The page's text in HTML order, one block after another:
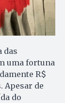
das
uma fortuna
R$
Apesar de
do